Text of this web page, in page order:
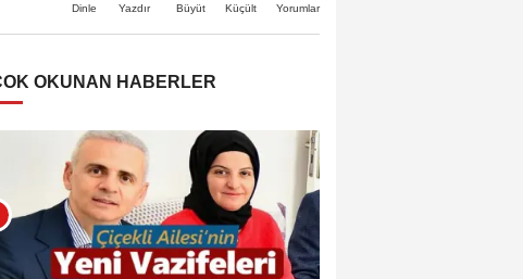
Dinle Yazdır Büyüt Küçült Yorumlar
OKUNAN HABERLER